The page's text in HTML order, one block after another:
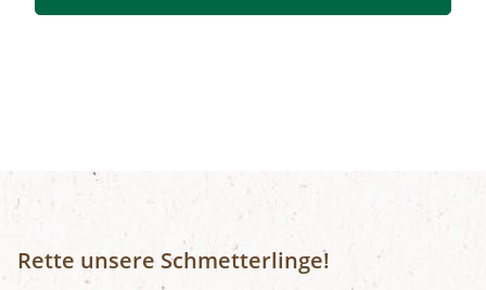
Detailinformation September 2025
Rette unsere Schmetterlinge!